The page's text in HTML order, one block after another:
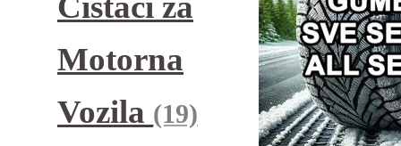
Motorna
Vozila (19)